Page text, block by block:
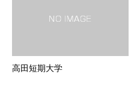
高田短期大学